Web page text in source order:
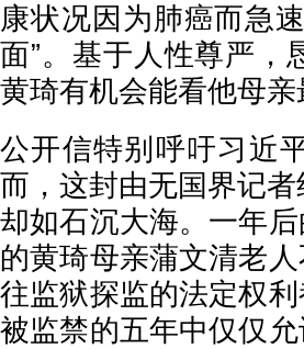
康状况因为肺癌而急
面”。基于人性尊严，
黄琦有机会能看他母亲
公开信特别呼吁习近
而，这封由无国界记
却如石沉大海。一年
的黄琦母亲蒲文清老
往监狱探监的法定权
被监禁的五年中仅仅